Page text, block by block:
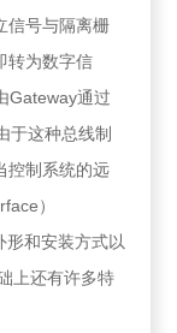
信号与隔离栅
转为数字信
Gateway通过
于这种总线制
控制系统的远
）
形和安装方式以
上还有许多特